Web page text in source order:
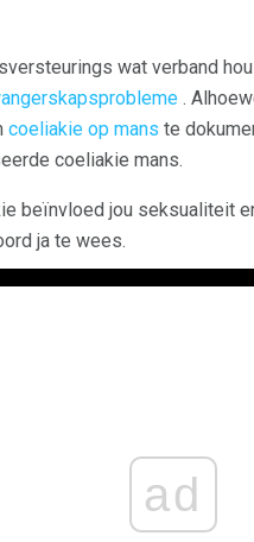
wat verband
.
coeliakie op mans te
coeliakie mans.
beïnvloed jou seksualiteit
ja te wees.
ad